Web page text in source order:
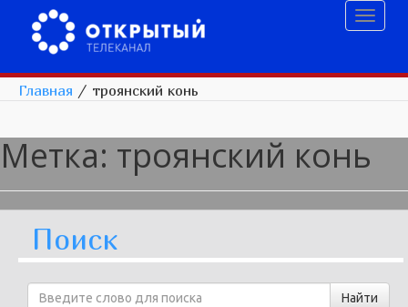
Главная / троянский конь
Метка: троянский конь
Поиск